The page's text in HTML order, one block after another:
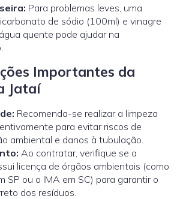
Para problemas leves, uma
de sódio (100ml) e vinagre
quente pode ajudar na
Importantes da
Jataí
Recomenda-se realizar a limpeza
para evitar riscos de
ambiental e danos à tubulação.
Ao contratar, verifique se a
licença de órgãos ambientais (como
SP ou o IMA em SC) para garantir o
dos resíduos.